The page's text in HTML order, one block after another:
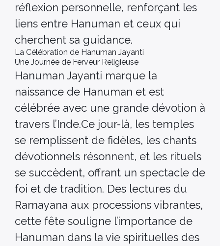
réflexion personnelle, renforçant les
liens entre Hanuman et ceux qui
cherchent sa guidance.
La Célébration de Hanuman Jayanti
Une Journée de Ferveur Religieuse
Hanuman Jayanti marque la
naissance de Hanuman et est
célébrée avec une grande dévotion à
travers l’Inde.Ce jour-là, les temples
se remplissent de fidèles, les chants
dévotionnels résonnent, et les rituels
se succèdent, offrant un spectacle de
foi et de tradition. Des lectures du
Ramayana aux processions vibrantes,
cette fête souligne l’importance de
Hanuman dans la vie spirituelles des